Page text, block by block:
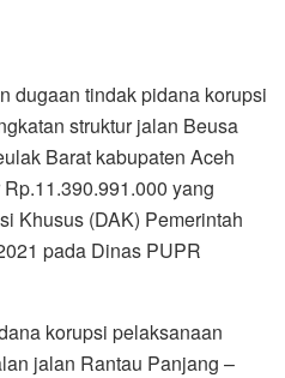
dugaan tindak pidana korupsi
struktur jalan Beusa
Barat kabupaten Aceh
yang
Khusus (DAK) Pemerintah
pada Dinas PUPR
korupsi pelaksanaan
jalan Rantau Panjang –